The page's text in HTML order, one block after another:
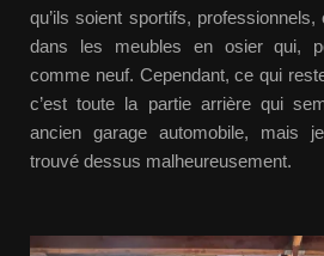
qu’ils soient sportifs,
dans les meubles en osier qui,
comme neuf. Cependant, ce qui
c’est toute la partie arrière qui
ancien garage automobile, mais
trouvé dessus malheureusement.